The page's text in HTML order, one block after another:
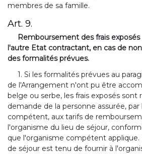
membres de sa famille.
Art. 9.
Remboursement des frais
l'autre Etat contractant, en cas de
des formalités prévues.
1. Si les formalités prévues au
de l'Arrangement n'ont pu être
belge ou serbe, les frais exposés sont
demande de la personne assurée,
compétent, aux tarifs de
l'organisme du lieu de séjour,
que l'organisme compétent applique.
de séjour est tenu de fournir à